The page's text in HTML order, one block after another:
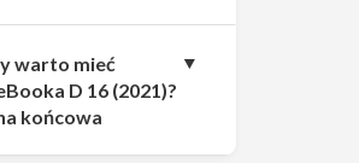
warto mieć
D 16 (2021)?
końcowa